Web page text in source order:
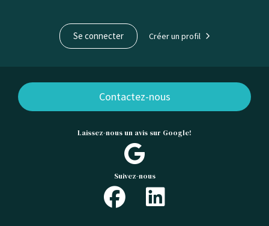
Contactez-nous
Se connecter Créer un profil
Laissez-nous un avis sur Google!
Suivez-nous